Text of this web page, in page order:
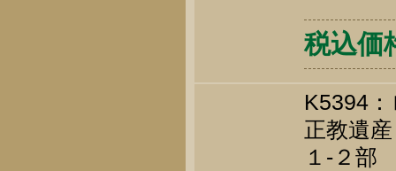
税込価
K5394
正教遺
１-２部